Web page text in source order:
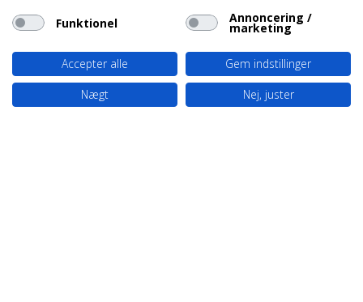
Funktionel Annoncering /
marketing
Accepter alle
Gem indstillinger
Nægt
Nej, juster